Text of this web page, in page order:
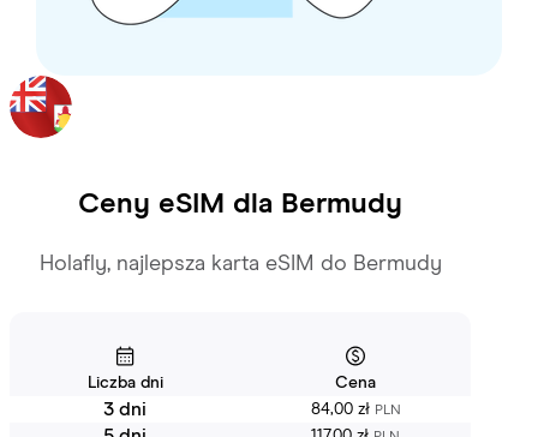
Ceny eSIM dla Bermudy
Holafly, najlepsza karta eSIM do Bermudy
Liczba dni Cena
3 dni 84,00 zł PLN